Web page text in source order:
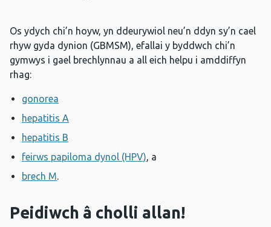
Os ydych chi’n hoyw, yn ddeurywiol neu’n ddyn sy’n cael
rhyw gyda dynion (GBMSM), efallai y byddwch chi’n
gymwys i gael brechlynnau a all eich helpu i amddiffyn
rhag:
gonorea
hepatitis A
hepatitis B
feirws papiloma dynol (HPV), a
brech M.
Peidiwch â cholli allan!